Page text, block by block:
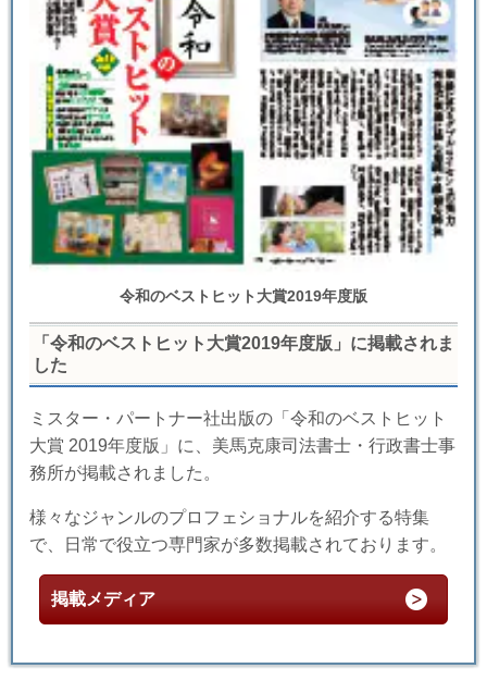
令和のベストヒット大賞2019年度版
「令和のベストヒット大賞2019年度版」に掲載されま
した
ミスター・パートナー社出版の「令和のベストヒット
大賞 2019年度版」に、美馬克康司法書士・行政書士事
務所が掲載されました。
様々なジャンルのプロフェショナルを紹介する特集
で、日常で役立つ専門家が多数掲載されております。
掲載メディア